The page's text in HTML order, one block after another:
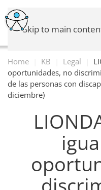
Skip to main
Home KB Legal
oportunidades, no
de las personas con
diciembre)